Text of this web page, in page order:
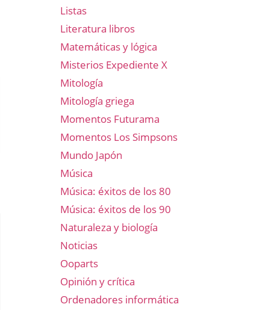
Listas
Literatura libros
Matemáticas y lógica
Misterios Expediente X
Mitología
Mitología griega
Momentos Futurama
Momentos Los Simpsons
Mundo Japón
Música
Música: éxitos de los 80
Música: éxitos de los 90
Naturaleza y biología
Noticias
Ooparts
Opinión y crítica
Ordenadores informática